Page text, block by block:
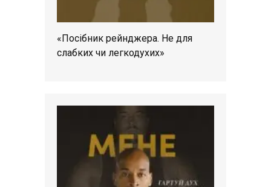
«Посібник рейнджера. Не для
слабких чи легкодухих»